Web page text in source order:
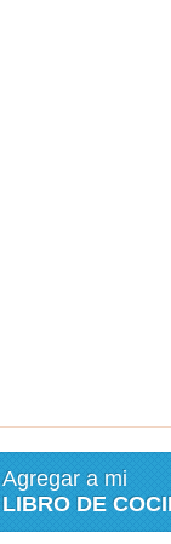
Agregar a mi
LIBRO DE